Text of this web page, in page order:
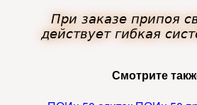
При заказе припоя
действует гибкая
Смотрите